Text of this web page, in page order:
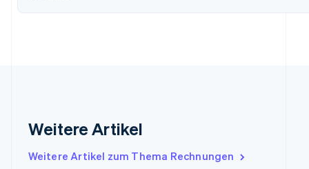
Weitere Artikel
Weitere Artikel zum Thema Rechnungen
English
Indien
English